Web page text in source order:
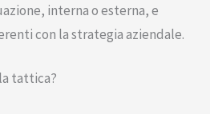
interna o esterna, e
con la strategia aziendale.
tattica?